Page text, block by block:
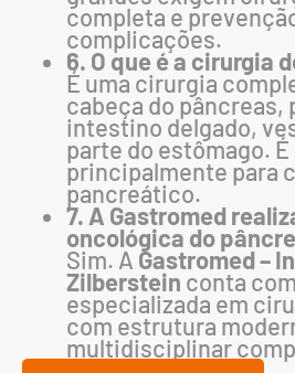
completa e
complicações.
6. O que é a cirurgia
É uma cirurgia
cabeça do pâncreas,
intestino delgado,
parte do estômago.
principalmente para
pancreático.
7. A Gastromed
oncológica do
Sim. A Gastromed –
Zilberstein conta
especializada em
com estrutura
multidisciplinar